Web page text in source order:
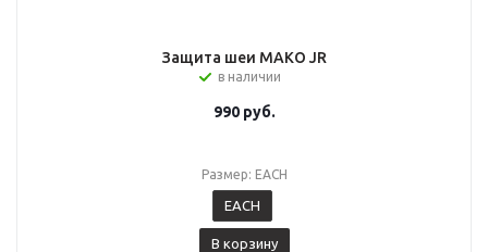
Защита шеи MAKO JR
в наличии
990 руб.
Размер: EACH
EACH
В корзину